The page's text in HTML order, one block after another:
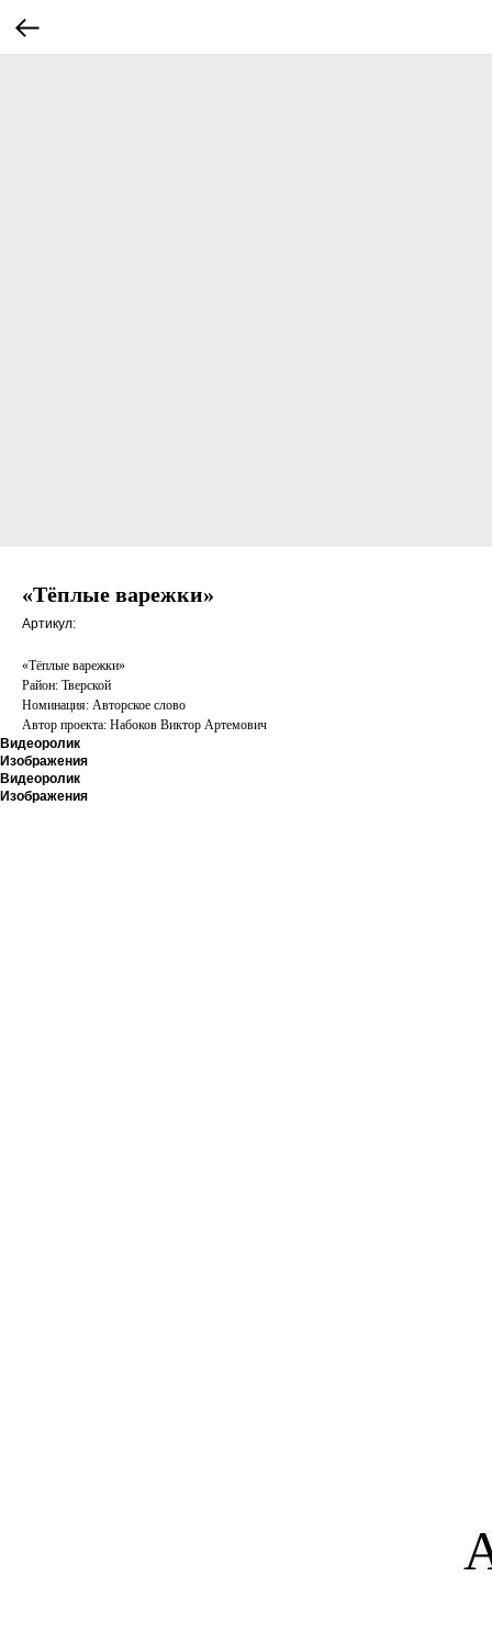
«Тёплые варежки»
Артикул:
«Тёплые варежки»
Район: Тверской
Номинация: Авторское слово
Автор проекта: Набоков Виктор Артемович
Видеоролик
Изображения
Видеоролик
Изображения